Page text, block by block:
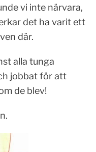
vi inte närvara,
det ha varit ett
där.
alla tunga
jobbat för att
de blev!